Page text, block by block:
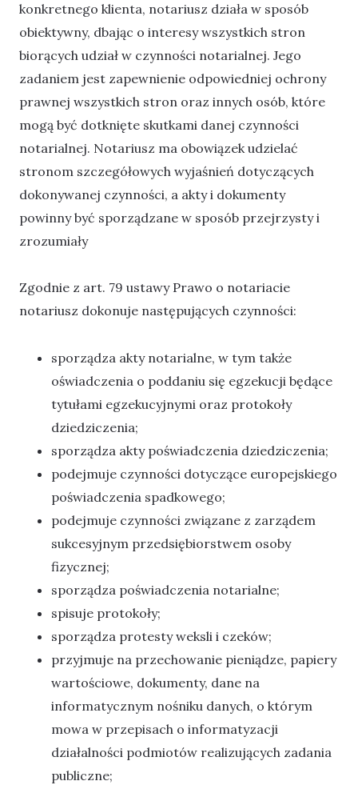
konkretnego klienta, notariusz działa w sposób
obiektywny, dbając o interesy wszystkich stron
biorących udział w czynności notarialnej. Jego
zadaniem jest zapewnienie odpowiedniej ochrony
prawnej wszystkich stron oraz innych osób, które
mogą być dotknięte skutkami danej czynności
notarialnej. Notariusz ma obowiązek udzielać
stronom szczegółowych wyjaśnień dotyczących
dokonywanej czynności, a akty i dokumenty
powinny być sporządzane w sposób przejrzysty i
zrozumiały
Zgodnie z art. 79 ustawy Prawo o notariacie
notariusz dokonuje następujących czynności:
sporządza akty notarialne, w tym także
oświadczenia o poddaniu się egzekucji będące
tytułami egzekucyjnymi oraz protokoły
dziedziczenia;
sporządza akty poświadczenia dziedziczenia;
podejmuje czynności dotyczące europejskiego
poświadczenia spadkowego;
podejmuje czynności związane z zarządem
sukcesyjnym przedsiębiorstwem osoby
fizycznej;
sporządza poświadczenia notarialne;
spisuje protokoły;
sporządza protesty weksli i czeków;
przyjmuje na przechowanie pieniądze, papiery
wartościowe, dokumenty, dane na
informatycznym nośniku danych, o którym
mowa w przepisach o informatyzacji
działalności podmiotów realizujących zadania
publiczne;